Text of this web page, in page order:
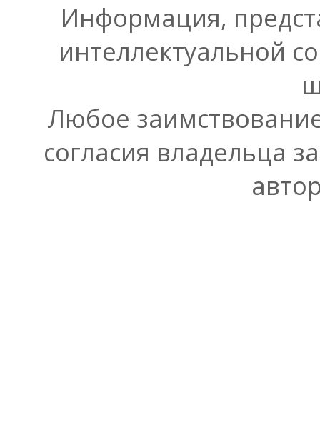
Информация,
интеллектуальной
Любое
согласия владельца